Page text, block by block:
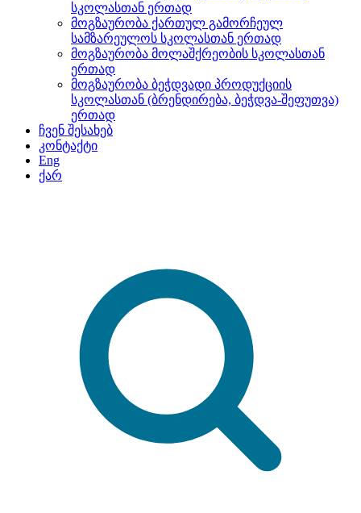
სკოლასთან ერთად
მოგზაურობა ქართულ გამორჩეულ
სამზარეულოს სკოლასთან ერთად
მოგზაურობა მოლაშქრეობის სკოლასთან
ერთად
მოგზაურობა ბეჭდვადი პროდუქციის
სკოლასთან (ბრენდირება, ბეჭდვა-შეფუთვა)
ერთად
ჩვენ შესახებ
კონტაქტი
Eng
ქარ